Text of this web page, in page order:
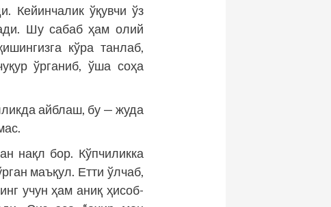
Кейинчалик ўқувчи ўз
Шу сабаб ҳам олий
кўра танлаб,
ўрганиб, ўша соҳа
айблаш, бу — жуда
нақл бор. Кўпчиликка
маъқул. Етти ўлчаб,
учун ҳам аниқ ҳисоб-